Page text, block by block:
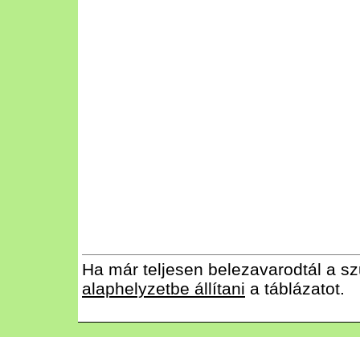
Ha már teljesen belezavarodtál a
alaphelyzetbe állítani a táblázatot.